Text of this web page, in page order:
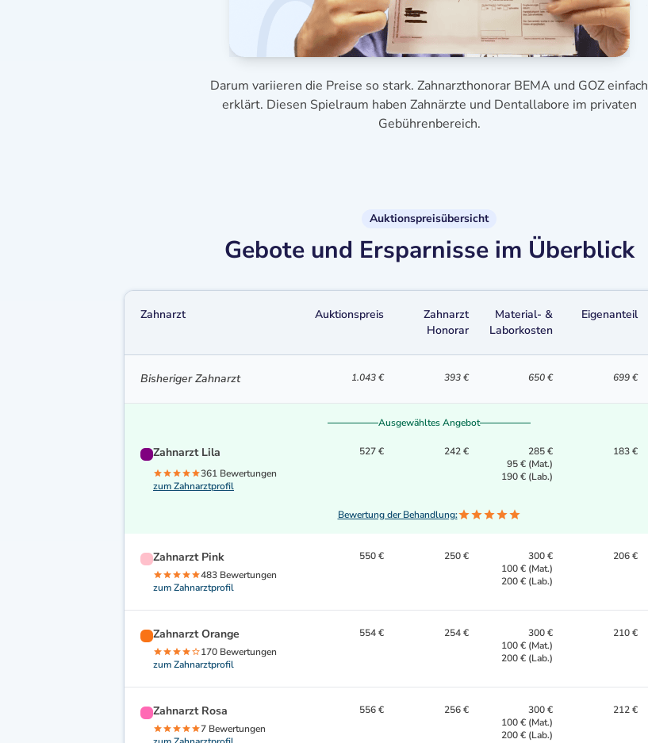
Darum variieren die Preise so stark. Zahnarzthonorar BEMA und GOZ einfach
erklärt. Diesen Spielraum haben Zahnärzte und Dentallabore im privaten
Gebührenbereich.
Auktionspreisübersicht
Gebote und Ersparnisse im Überblick
Zahnarzt Auktionspreis
Zahnarzt
Honorar
Material- &
Laborkosten
Eigenanteil
Bisheriger Zahnarzt 1.043 € 393 € 650 € 699 €
Ausgewähltes Angebot
Zahnarzt Lila
361 Bewertungen
zum Zahnarztprofil
527 € 242 €
285 €
95 € (Mat.)
190 € (Lab.)
183 €
Bewertung der Behandlung:
Zahnarzt Pink
483 Bewertungen
zum Zahnarztprofil
550 € 250 €
300 €
100 € (Mat.)
200 € (Lab.)
206 €
Zahnarzt Orange
170 Bewertungen
zum Zahnarztprofil
554 € 254 €
300 €
100 € (Mat.)
200 € (Lab.)
210 €
Zahnarzt Rosa
7 Bewertungen
556 € 256 €
300 €
100 € (Mat.)
200 € (Lab.)
212 €